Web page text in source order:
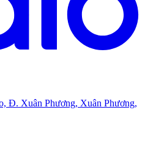
Đ. Xuân Phương, Xuân Phương,